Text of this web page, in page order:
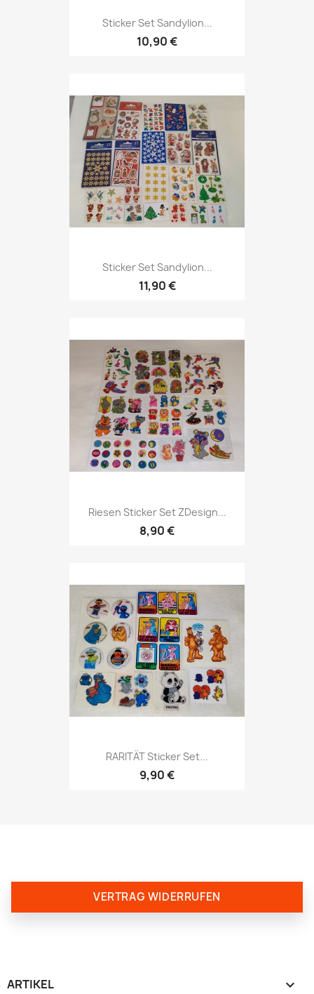
Sticker Set Sandylion...
10,90 €
Sticker Set Sandylion...
11,90 €
Riesen Sticker Set ZDesign...
8,90 €
RARITÄT Sticker Set...
9,90 €
VERTRAG WIDERRUFEN
ARTIKEL 